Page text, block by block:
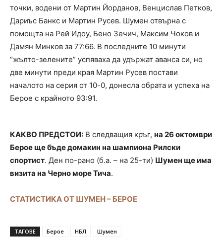
точки, водени от Мартин Йорданов, Венцислав Петков,
Дариъс Банкс и Мартин Русев. Шумен отвърна с
помощта на Рей Идоу, Бено Зечич, Максим Чоков и
Дамян Минков за 77:66. В последните 10 минути
“жълто-зелените” успяваха да удържат аванса си, но
две минути преди края Мартин Русев постави
началото на серия от 10-0, донесла обрата и успеха на
Берое с крайното 93:91.
КАКВО ПРЕДСТОИ: В следващия кръг, на 26 октомври
Берое ще бъде домакин на шампиона Рилски
спортист. Ден по-рано (б.а. – на 25-ти) Шумен ще има
визита на Черно море Тича.
СТАТИСТИКА ОТ ШУМЕН – БЕРОЕ
ТАГОВЕ Берое НБЛ Шумен